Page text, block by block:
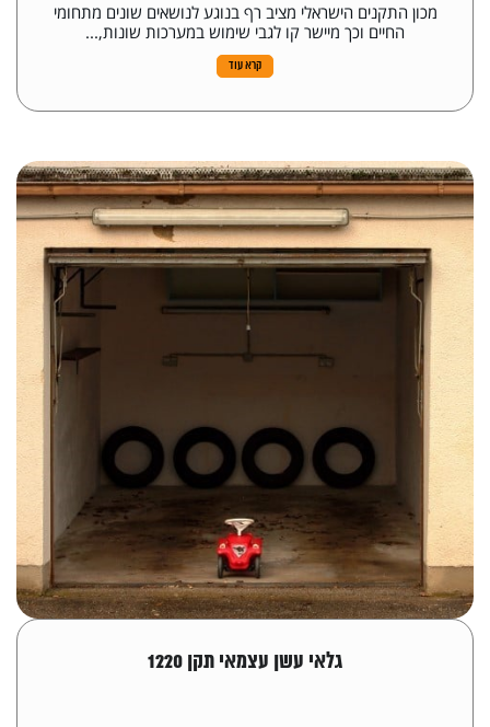
מכון התקנים הישראלי מציב רף בנוגע לנושאים שונים מתחומי
החיים וכך מיישר קו לגבי שימוש במערכות שונות,...
קרא עוד
גלאי עשן עצמאי תקן 1220